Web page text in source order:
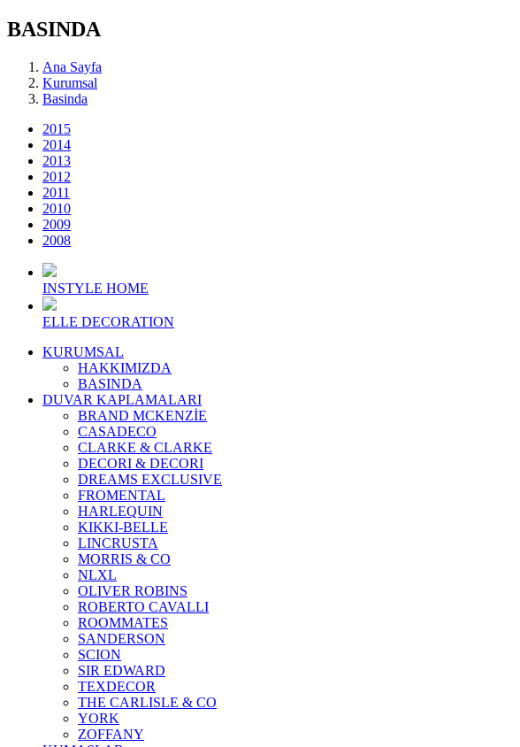
BASINDA
Ana Sayfa
Kurumsal
Basinda
2015
2014
2013
2012
2011
2010
2009
2008
INSTYLE HOME
ELLE DECORATION
KURUMSAL
HAKKIMIZDA
BASINDA
DUVAR KAPLAMALARI
BRAND MCKENZİE
CASADECO
CLARKE & CLARKE
DECORI & DECORI
DREAMS EXCLUSIVE
FROMENTAL
HARLEQUIN
KIKKI-BELLE
LINCRUSTA
MORRIS & CO
NLXL
OLIVER ROBINS
ROBERTO CAVALLI
ROOMMATES
SANDERSON
SCION
SIR EDWARD
TEXDECOR
THE CARLISLE & CO
YORK
ZOFFANY